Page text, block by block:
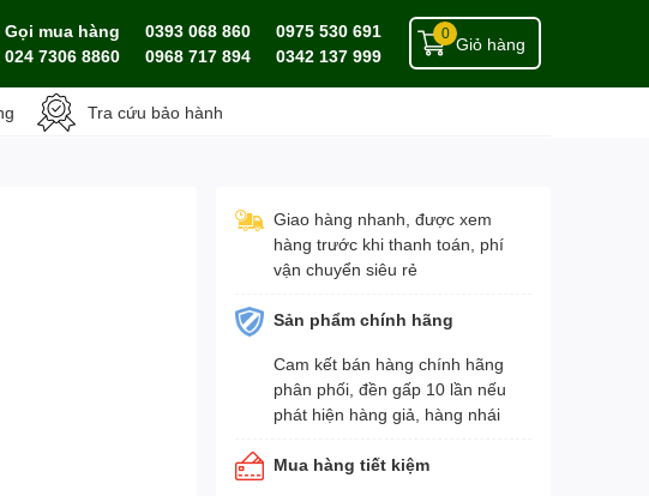
Gọi mua hàng
024 7306 8860
0393 068 860
0968 717 894
0975 530 691
0342 137 999
Giỏ hàng
0
Tra cứu bảo hành
Giao hàng nhanh, được xem
hàng trước khi thanh toán, phí
vận chuyển siêu rẻ
Sản phẩm chính hãng
Cam kết bán hàng chính hãng
phân phối, đền gấp 10 lần nếu
phát hiện hàng giả, hàng nhái
Mua hàng tiết kiệm